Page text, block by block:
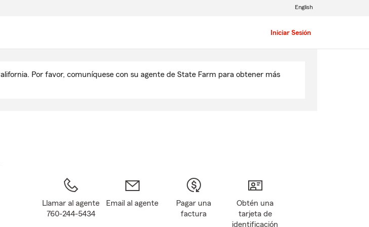
Iniciar Sesión
English
Por favor, comuníquese con su agente de State Farm para obtener más
Llamar al agente
760-244-5434
Email al agente
Pagar una
factura
Obtén una
tarjeta de
identificación